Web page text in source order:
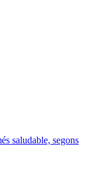
saludable, segons